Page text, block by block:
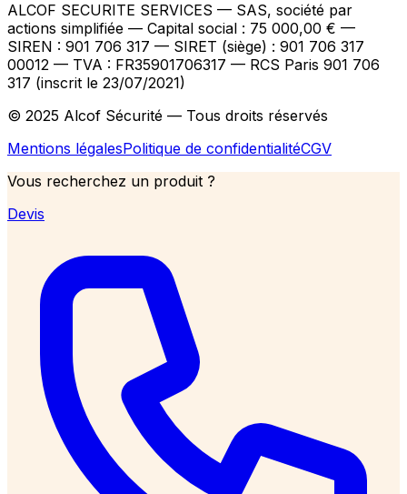
ALCOF SECURITE SERVICES — SAS, société par
actions simplifiée — Capital social : 75 000,00 € —
SIREN : 901 706 317 — SIRET (siège) : 901 706 317
00012 — TVA : FR35901706317 — RCS Paris 901 706
317 (inscrit le 23/07/2021)
© 2025 Alcof Sécurité — Tous droits réservés
Mentions légalesPolitique de confidentialitéCGV
Vous recherchez un produit ?
Devis